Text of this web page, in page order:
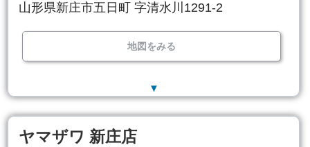
山形県新庄市五日町 字清水川1291-2
地図をみる
▼
ヤマザワ 新庄店